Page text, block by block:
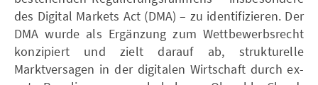
des Digital Markets Act (DMA) – zu identifizieren. Der
DMA wurde als Ergänzung zum Wettbewerbsrecht
konzipiert und zielt darauf ab, strukturelle
Marktversagen in der digitalen Wirtschaft durch ex-